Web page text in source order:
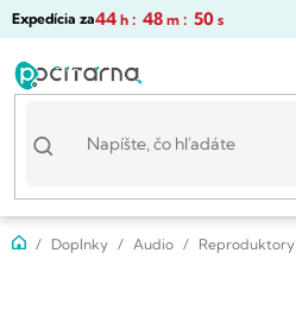
Prejsť
Expedícia za44 h : 48 m : 49 s
DomovDoplnky Audio Reproduktory